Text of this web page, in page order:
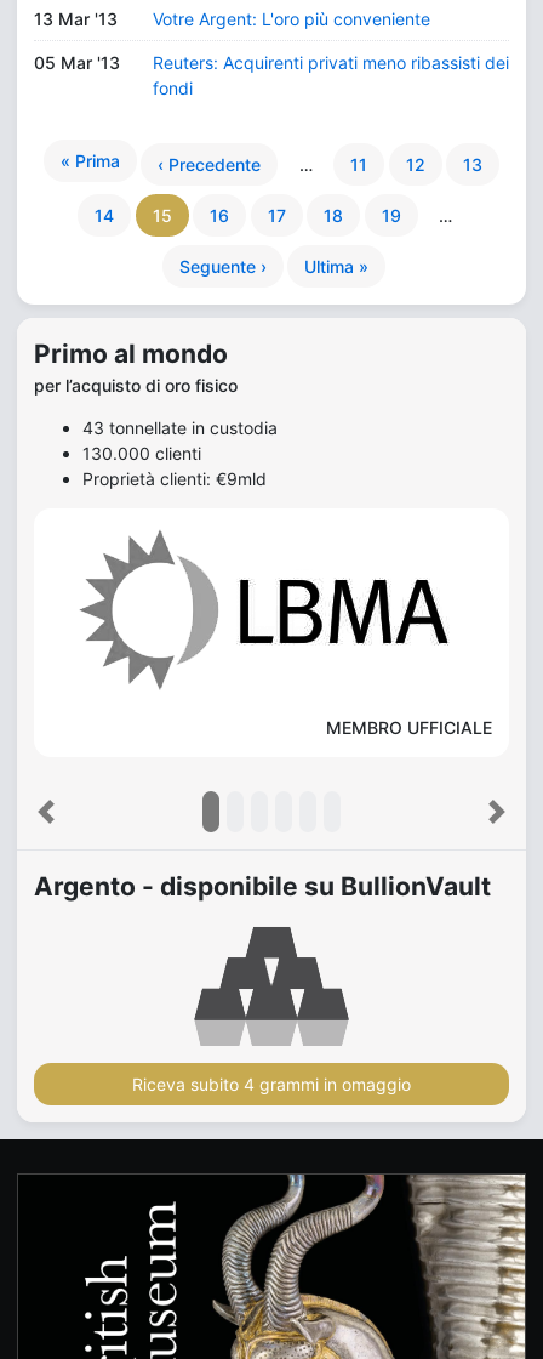
13 Mar '13 Votre Argent: L'oro più conveniente
05 Mar '13
Reuters: Acquirenti privati meno ribassisti dei
fondi
« Prima ‹ Precedente … 11 12 13
14 15 16 17 18 19 …
Seguente › Ultima »
Primo al mondo
per l’acquisto di oro fisico
43 tonnellate in custodia
130.000 clienti
Proprietà clienti: €9mld
MEMBRO UFFICIALE
Previous Next
Argento - disponibile su BullionVault
Riceva subito 4 grammi in omaggio